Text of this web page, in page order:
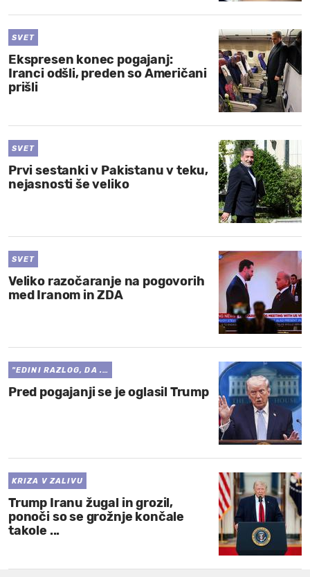
SVET
Ekspresen konec pogajanj:
Iranci odšli, preden so Američani
prišli
SVET
Prvi sestanki v Pakistanu v teku,
nejasnosti še veliko
SVET
Veliko razočaranje na pogovorih
med Iranom in ZDA
"EDINI RAZLOG, DA .…
Pred pogajanji se je oglasil Trump
KRIZA V ZALIVU
Trump Iranu žugal in grozil,
ponoči so se grožnje končale
takole ...